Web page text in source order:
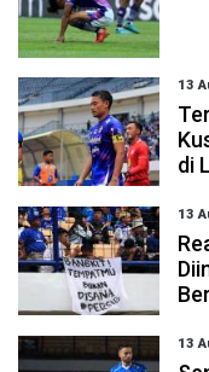
13
di
13
13